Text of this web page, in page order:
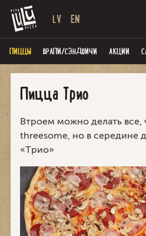
LV EN
ПИЦЦЫ ВРАПИ/СЭНДВИЧИ AКЦИИ
Пицца Трио
Втроем можно делать все,
threesome, но в середине
«Трио»